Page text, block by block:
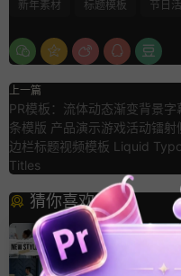
新年素材
标题模板 节日
上一篇
PR模板：流体动态渐变背景字
条模版 产品演示游戏活动镭射
边栏标题视频模板 Liquid
Titles
猜你喜欢